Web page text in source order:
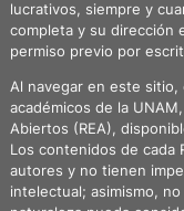
lucrativos, siempre y
completa y su dirección
permiso previo por
Al navegar en este
académicos de la
Abiertos (REA),
Los contenidos de cada
autores y no tienen
intelectual; asimismo,